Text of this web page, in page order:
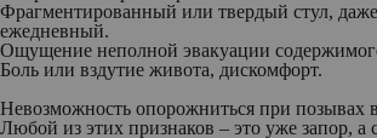
Фрагментированный или твердый стул,
ежедневный.
Ощущение неполной эвакуации
Боль или вздутие живота, дискомфорт.
Невозможность опорожниться при позывах в
Любой из этих признаков – это уже запор, а